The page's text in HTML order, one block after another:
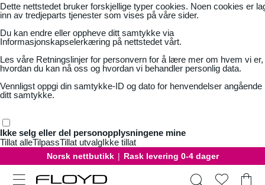
Dette nettstedet bruker forskjellige typer cookies. Noen cookies er
inn av tredjeparts tjenester som vises på våre sider.
Du kan endre eller oppheve ditt samtykke via
Informasjonskapselerkæring på nettstedet vårt.
Les våre Retningslinjer for personvern for å lære mer om hvem vi er,
hvordan du kan nå oss og hvordan vi behandler personlig data.
Vennligst oppgi din samtykke-ID og dato for henvendelser angående
ditt samtykke.
Ikke selg eller del personopplysningene mine
Tillat alleTilpassTillat utvalgIkke tillat
Norsk nettbutikk | Rask levering 0-4 dager